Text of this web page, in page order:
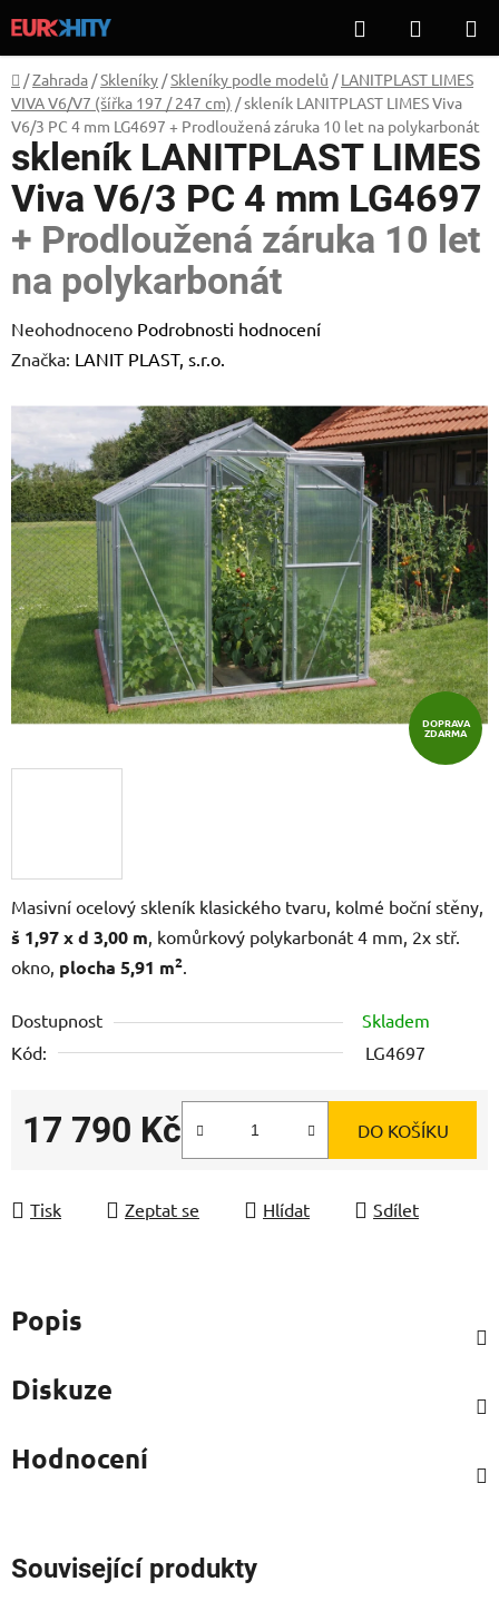
na
obsah
Hledat
KOŠÍK
Domů
/Zahrada /Skleníky /Skleníky podle modelů / LANITPLAST LIMES
VIVA V6/V7 (šířka 197 / 247 cm) /skleník LANITPLAST LIMES Viva
V6/3 PC 4 mm LG4697 + Prodloužená záruka 10 let na polykarbonát
Masivní ocelový skleník klasického tvaru, kolmé boční stěny,
š 1,97 x d 3,00 m , komůrkový polykarbonát 4 mm, 2x stř.
okno, plocha 5,91 m2
Dostupnost
Skladem
Kód:
LG4697
17 790 Kč DO KOŠÍKU
Tisk Zeptat se Hlídat Sdílet
skleník LANITPLAST LIMES
Viva V6/3 PC 4 mm LG4697
+ Prodloužená záruka 10 let
na polykarbonát
Průměrné
hodnocení
0,0
z
5
hvězdiček.
Neohodnoceno Podrobnosti hodnocení
Značka: LANIT PLAST, s.r.o.
DOPRAVA
ZDARMA
Popis
Diskuze
Hodnocení
Související produkty